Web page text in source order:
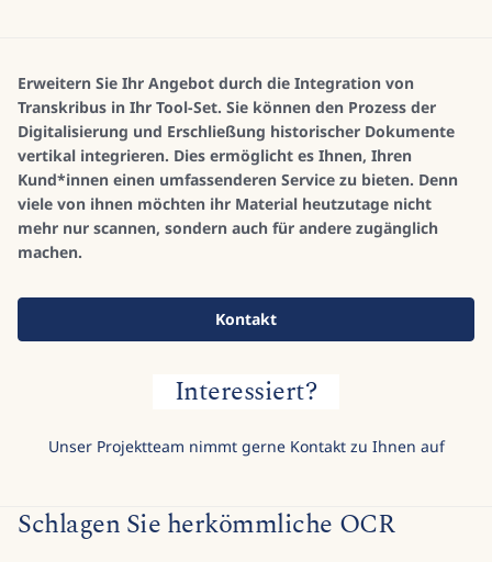
Erweitern Sie Ihr Angebot durch die Integration von
Transkribus in Ihr Tool-Set. Sie können den Prozess der
Digitalisierung und Erschließung historischer Dokumente
vertikal integrieren. Dies ermöglicht es Ihnen, Ihren
Kund*innen einen umfassenderen Service zu bieten. Denn
viele von ihnen möchten ihr Material heutzutage nicht
mehr nur scannen, sondern auch für andere zugänglich
machen.
Kontakt
Interessiert?
Unser Projektteam nimmt gerne Kontakt zu Ihnen auf
Schlagen Sie herkömmliche OCR